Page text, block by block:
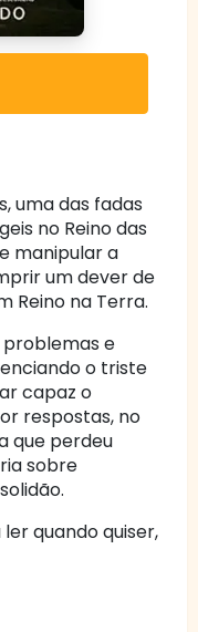
uma das fadas
no Reino das
manipular a
um dever de
Reino na Terra.
problemas e
o triste
capaz o
respostas, no
que perdeu
sobre
quando quiser,